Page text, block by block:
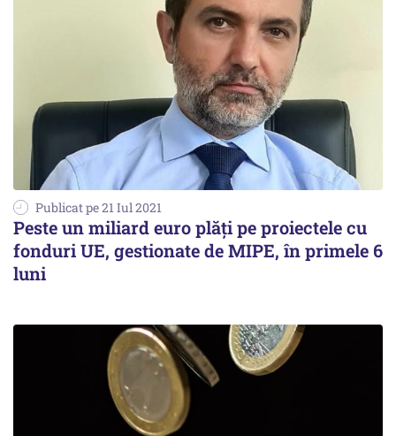
Publicat pe 21 Iul 2021
Peste un miliard euro plăți pe proiectele cu
fonduri UE, gestionate de MIPE, în primele 6
luni